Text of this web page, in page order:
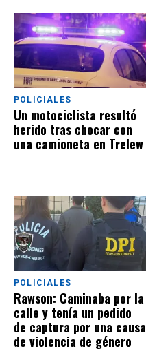
POLICIALES
Un motociclista resultó
herido tras chocar con
una camioneta en Trelew
POLICIALES
Rawson: Caminaba por la
calle y tenía un pedido
de captura por una causa
de violencia de género